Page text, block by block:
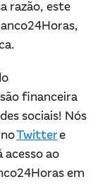
razão, este
financeira
sociais! Nós
Twittere
ao
em